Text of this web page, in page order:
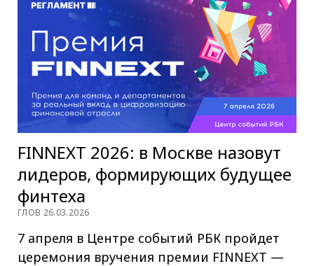
FINNEXT 2026: в Москве назовут
лидеров, формирующих будущее
финтеха
ГЛОВ 26.03.2026
7 апреля в Центре событий РБК пройдет
церемония вручения премии FINNEXT —